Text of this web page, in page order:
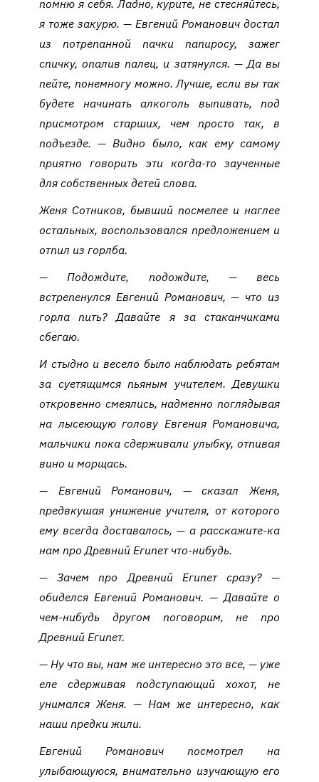
помню я себя. Ладно, курите, не стесняйтесь,
я тоже закурю. — Евгений Романович достал
из потрепанной пачки папиросу, зажег
спичку, опалив палец, и затянулся. — Да вы
пейте, понемногу можно. Лучше, если вы так
будете начинать алкоголь выпивать, под
присмотром старших, чем просто так, в
подъезде. — Видно было, как ему самому
приятно говорить эти когда-то заученные
для собственных детей слова.
Женя Сотников, бывший посмелее и наглее
остальных, воспользовался предложением и
отпил из горлба.
— Подождите, подождите, — весь
встрепенулся Евгений Романович, — что из
горла пить? Давайте я за стаканчиками
сбегаю.
И стыдно и весело было наблюдать ребятам
за суетящимся пьяным учителем. Девушки
откровенно смеялись, надменно поглядывая
на лысеющую голову Евгения Романовича,
мальчики пока сдерживали улыбку, отпивая
вино и морщась.
— Евгений Романович, — сказал Женя,
предвкушая унижение учителя, от которого
ему всегда доставалось, — а расскажите-ка
нам про Древний Египет что-нибудь.
— Зачем про Древний Египет сразу? —
обиделся Евгений Романович. — Давайте о
чем-нибудь другом поговорим, не про
Древний Египет.
— Ну что вы, нам же интересно это все, — уже
еле сдерживая подступающий хохот, не
унимался Женя. — Нам же интересно, как
наши предки жили.
Евгений Романович посмотрел на
улыбающуюся, внимательно изучающую его